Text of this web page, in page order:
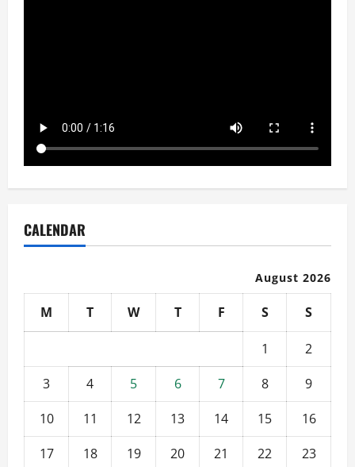
CALENDAR
August 2026
M T W T F S S
1
2
3
4 5 6 7 8
9
10
11 12 13 14 15
16
17
18 19 20 21 22
23